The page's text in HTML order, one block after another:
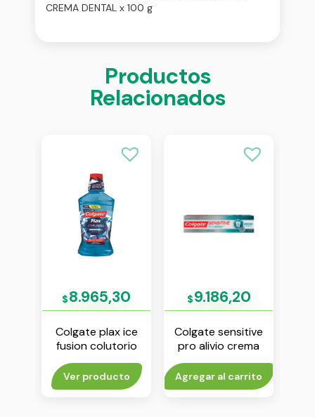
CREMA DENTAL x 100 g
Productos
Relacionados
$8.965,30
Colgate plax ice
fusion colutorio
500 ml x 350 ml
Ver producto
$9.186,20
Colgate sensitive
pro alivio crema
dental x 110 g
Agregar al carrito